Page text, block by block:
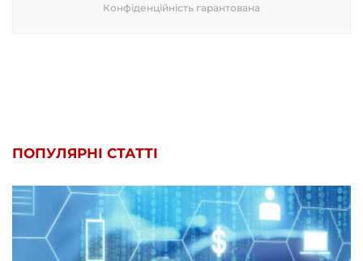
Конфіденційність гарантована
ПОПУЛЯРНІ СТАТТІ